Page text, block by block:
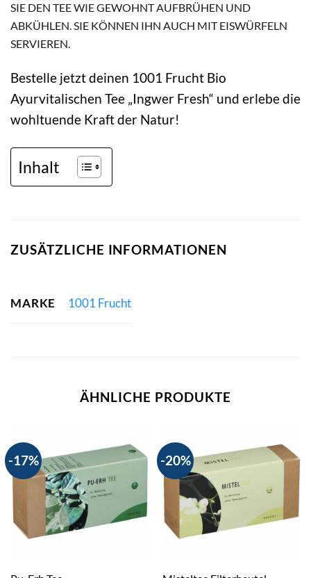
SIE DEN TEE WIE GEWOHNT AUFBRÜHEN UND
ABKÜHLEN. SIE KÖNNEN IHN AUCH MIT EISWÜRFELN
SERVIEREN.
Bestelle jetzt deinen 1001 Frucht Bio
Ayurvitalischen Tee „Ingwer Fresh“ und erlebe die
wohltuende Kraft der Natur!
Inhalt
ZUSÄTZLICHE INFORMATIONEN
MARKE 1001 Frucht
ÄHNLICHE PRODUKTE
-17% -20%